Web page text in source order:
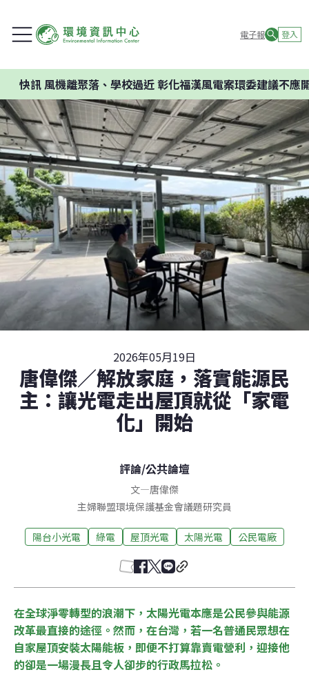
電子報 登入
聚落、學校過近 彰化福漢風電案環委建議不應開發
2026年05月19日
唐偉傑／解放家庭，落實能源民
主：讓光電走出屋頂就從「家電
化」開始
評論/公共論壇
文—唐偉傑
主婦聯盟環境保護基金會議題研究員
陽台小光電 綠電 屋頂光電 太陽光電 公民電廠
在全球淨零轉型的浪潮下，太陽光電本應是公民參與能源
改革最直接的途徑。然而，在台灣，若一名普通民眾想在
自家屋頂安裝太陽能板，即便不打算靠賣電營利，迎接他
的卻是一場漫長且令人卻步的行政馬拉松。